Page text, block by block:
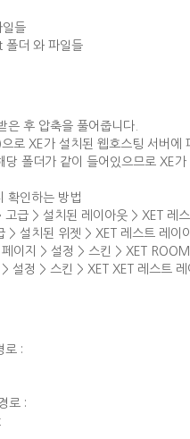
들
더 와 파일들
은 후 압축을 풀어줍니다.
)으로 XE가 설치된 웹호스팅 서버에
당 폴더가 같이 들어있으므로 XE
확인하는 방법
고급 > 설치된 레이아웃 > XET 레
> 설치된 위젯 > XET 레스트 레이
이지 > 설정 > 스킨 > XET
설정 > 스킨 > XET XET 레스트
로 :
로 :